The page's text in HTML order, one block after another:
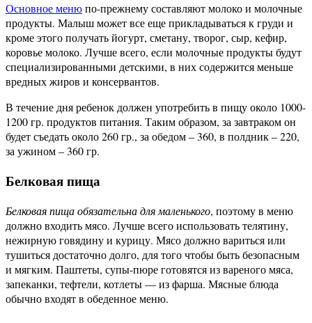
Основное менюпо-прежнему составляют молоко и молочные
продукты. Малыш может все еще прикладываться к груди и
кроме этого получать йогурт, сметану, творог, сыр, кефир,
коровье молоко. Лучше всего, если молочные продукты будут
специализированными детскими, в них содержится меньше
вредных жиров и консервантов.
В течение дня ребенок должен употребить в пищу около 1000-
1200 гр. продуктов питания. Таким образом, за завтраком он
будет съедать около 260 гр., за обедом – 360, в полдник – 220,
за ужином – 360 гр.
Белковая пища
Белковая пища обязательна для маленького, поэтому в меню
должно входить мясо. Лучше всего использовать телятину,
нежирную говядину и курицу. Мясо должно вариться или
тушиться достаточно долго, для того чтобы быть безопасным
и мягким. Паштеты, супы-пюре готовятся из вареного мяса,
запеканки, тефтели, котлеты — из фарша. Мясные блюда
обычно входят в обеденное меню.